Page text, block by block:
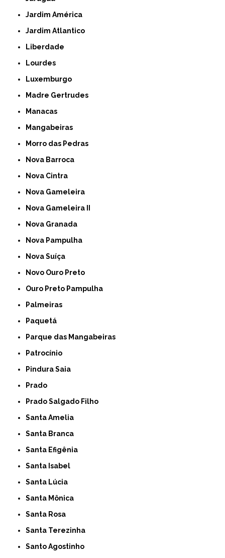
Jardim América
Jardim Atlantico
Liberdade
Lourdes
Luxemburgo
Madre Gertrudes
Manacas
Mangabeiras
Morro das Pedras
Nova Barroca
Nova Cintra
Nova Gameleira
Nova Gameleira II
Nova Granada
Nova Pampulha
Nova Suíça
Novo Ouro Preto
Ouro Preto Pampulha
Palmeiras
Paquetá
Parque das Mangabeiras
Patrocínio
Pindura Saia
Prado
Prado Salgado Filho
Santa Amelia
Santa Branca
Santa Efigênia
Santa Isabel
Santa Lúcia
Santa Mônica
Santa Rosa
Santa Terezinha
Santo Agostinho